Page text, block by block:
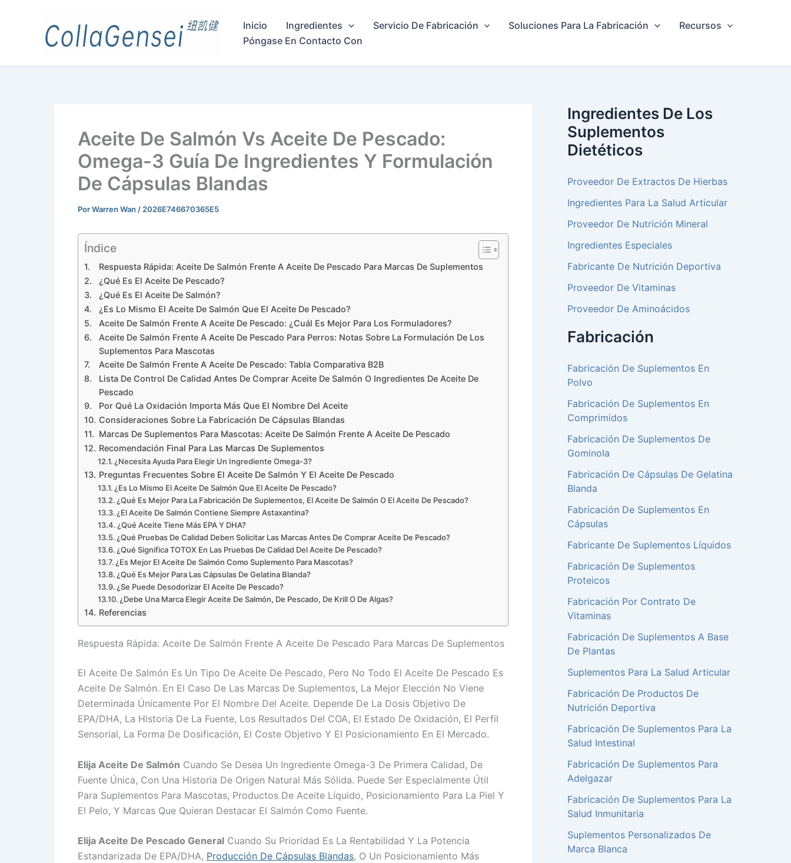
Inicio Ingredientes Servicio De Fabricación Soluciones Para La Fabricación
Recursos
Póngase En Contacto Con
Aceite De Salmón Vs Aceite De Pescado:
Omega-3 Guía De Ingredientes Y Formulación
De Cápsulas Blandas
PorWarren Wan / 2026E746670365E5
Índice
Respuesta Rápida: Aceite De Salmón Frente A Aceite De Pescado Para Marcas De Suplementos
¿Qué Es El Aceite De Pescado?
¿Qué Es El Aceite De Salmón?
¿Es Lo Mismo El Aceite De Salmón Que El Aceite De Pescado?
Aceite De Salmón Frente A Aceite De Pescado: ¿Cuál Es Mejor Para Los Formuladores?
Aceite De Salmón Frente A Aceite De Pescado Para Perros: Notas Sobre La Formulación De Los
Suplementos Para Mascotas
Aceite De Salmón Frente A Aceite De Pescado: Tabla Comparativa B2B
Lista De Control De Calidad Antes De Comprar Aceite De Salmón O Ingredientes De Aceite De
Pescado
Por Qué La Oxidación Importa Más Que El Nombre Del Aceite
Consideraciones Sobre La Fabricación De Cápsulas Blandas
Marcas De Suplementos Para Mascotas: Aceite De Salmón Frente A Aceite De Pescado
Recomendación Final Para Las Marcas De Suplementos
¿Necesita Ayuda Para Elegir Un Ingrediente Omega-3?
Preguntas Frecuentes Sobre El Aceite De Salmón Y El Aceite De Pescado
¿Es Lo Mismo El Aceite De Salmón Que El Aceite De Pescado?
¿Qué Es Mejor Para La Fabricación De Suplementos, El Aceite De Salmón O El Aceite De Pescado?
¿El Aceite De Salmón Contiene Siempre Astaxantina?
¿Qué Aceite Tiene Más EPA Y DHA?
¿Qué Pruebas De Calidad Deben Solicitar Las Marcas Antes De Comprar Aceite De Pescado?
¿Qué Significa TOTOX En Las Pruebas De Calidad Del Aceite De Pescado?
¿Es Mejor El Aceite De Salmón Como Suplemento Para Mascotas?
¿Qué Es Mejor Para Las Cápsulas De Gelatina Blanda?
¿Se Puede Desodorizar El Aceite De Pescado?
¿Debe Una Marca Elegir Aceite De Salmón, De Pescado, De Krill O De Algas?
Referencias
Respuesta Rápida: Aceite De Salmón Frente A Aceite De Pescado Para Marcas De Suplementos
El Aceite De Salmón Es Un Tipo De Aceite De Pescado, Pero No Todo El Aceite De Pescado Es
Aceite De Salmón. En El Caso De Las Marcas De Suplementos, La Mejor Elección No Viene
Determinada Únicamente Por El Nombre Del Aceite. Depende De La Dosis Objetivo De
EPA/DHA, La Historia De La Fuente, Los Resultados Del COA, El Estado De Oxidación, El Perfil
Sensorial, La Forma De Dosificación, El Coste Objetivo Y El Posicionamiento En El Mercado.
Elija Aceite De Salmón Cuando Se Desea Un Ingrediente Omega-3 De Primera Calidad, De
Fuente Única, Con Una Historia De Origen Natural Más Sólida. Puede Ser Especialmente Útil
Para Suplementos Para Mascotas, Productos De Aceite Líquido, Posicionamiento Para La Piel Y
El Pelo, Y Marcas Que Quieran Destacar El Salmón Como Fuente.
Elija Aceite De Pescado General Cuando Su Prioridad Es La Rentabilidad Y La Potencia
Estandarizada De EPA/DHA, Producción De Cápsulas Blandas, O Un Posicionamiento Más
Ingredientes De Los
Suplementos
Dietéticos
Proveedor De Extractos De Hierbas
Ingredientes Para La Salud Articular
Proveedor De Nutrición Mineral
Ingredientes Especiales
Fabricante De Nutrición Deportiva
Proveedor De Vitaminas
Proveedor De Aminoácidos
Fabricación
Fabricación De Suplementos En
Polvo
Fabricación De Suplementos En
Comprimidos
Fabricación De Suplementos De
Gominola
Fabricación De Cápsulas De Gelatina
Blanda
Fabricación De Suplementos En
Cápsulas
Fabricante De Suplementos Líquidos
Fabricación De Suplementos
Proteicos
Fabricación Por Contrato De
Vitaminas
Fabricación De Suplementos A Base
De Plantas
Suplementos Para La Salud Articular
Fabricación De Productos De
Nutrición Deportiva
Fabricación De Suplementos Para La
Salud Intestinal
Fabricación De Suplementos Para
Adelgazar
Fabricación De Suplementos Para La
Salud Inmunitaria
Suplementos Personalizados De
Marca Blanca